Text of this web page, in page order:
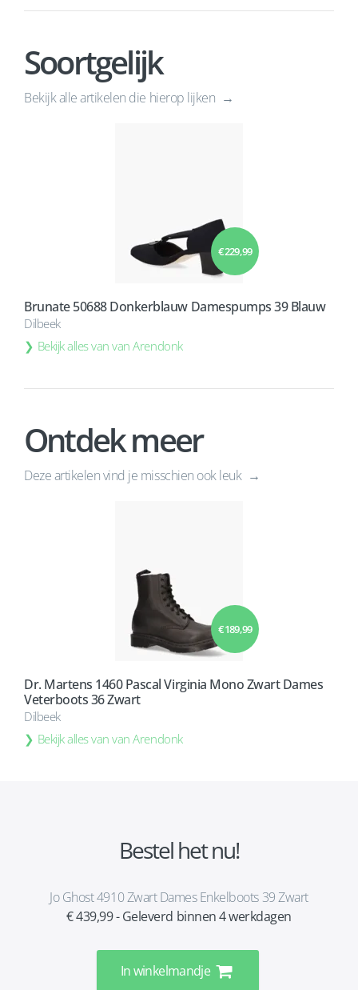
Soortgelijk
Bekijk alle artikelen die hierop lijken
€ 229,99
Brunate 50688 Donkerblauw Damespumps 39 Blauw
Dilbeek
Bekijk alles van van Arendonk
€ 189,99
Dr. Martens 1460 Pascal Virginia Mono Zwart Dames
Veterboots 36 Zwart
Dilbeek
Bekijk alles van van Arendonk
Ontdek meer
Deze artikelen vind je misschien ook leuk
Bestel het nu!
Jo Ghost 4910 Zwart Dames Enkelboots 39 Zwart
€ 439,99 - Geleverd binnen 4 werkdagen
In winkelmandje